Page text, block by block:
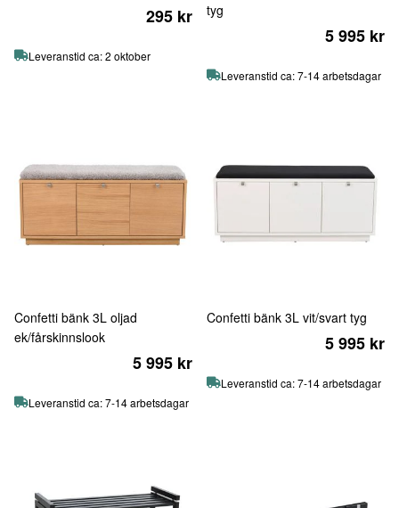
295 kr
Leveranstid ca: 2 oktober
tyg
5 995 kr
Leveranstid ca: 7-14 arbetsdagar
Confetti bänk 3L oljad
ek/fårskinnslook
5 995 kr
Leveranstid ca: 7-14 arbetsdagar
Confetti bänk 3L vit/svart tyg
5 995 kr
Leveranstid ca: 7-14 arbetsdagar